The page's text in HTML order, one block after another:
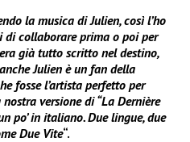
la musica di Julien, così l’ho
di collaborare prima o poi per
già tutto scritto nel destino,
Julien è un fan della
fosse l’artista perfetto per
versione di “La Dernière
po’ in italiano. Due lingue, due
Due Vite“.